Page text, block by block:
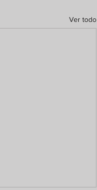
Ver todo